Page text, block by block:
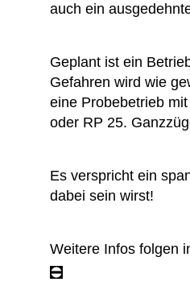
auch ein
Geplant ist ein
Gefahren wird wie
eine Probebetrieb
oder RP 25.
Es verspricht ein
dabei sein wirst!
Weitere Infos folgen